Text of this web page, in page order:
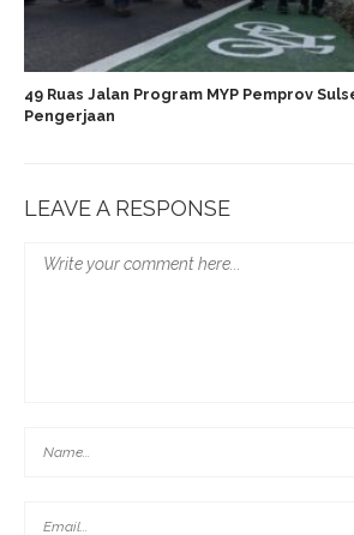
49 Ruas Jalan Program MYP Pemprov
Pengerjaan
LEAVE A RESPONSE